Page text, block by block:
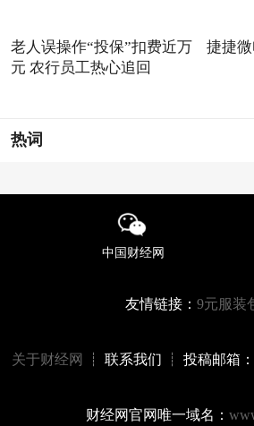
老人误操作“投保”扣费近万
元 农行员工热心追回
捷捷
热词
中国财经网
友情链接： 9元服装
关于财经网 ┊ 联系我们 ┊ 投稿邮箱：
财经网官网唯一域名：